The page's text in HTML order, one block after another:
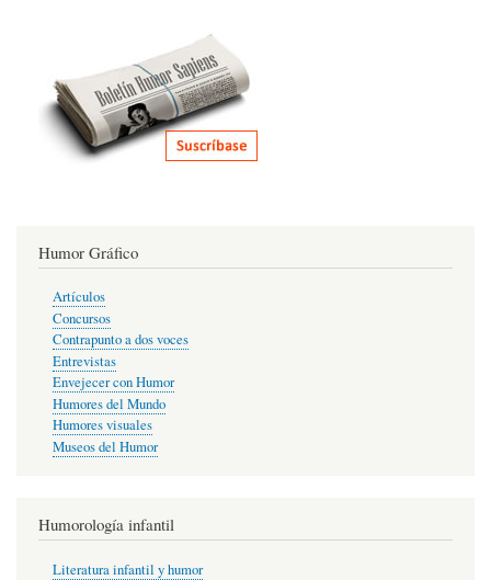
Humor Gráfico
Artículos
Concursos
Contrapunto a dos voces
Entrevistas
Envejecer con Humor
Humores del Mundo
Humores visuales
Museos del Humor
Humorología infantil
Literatura infantil y humor